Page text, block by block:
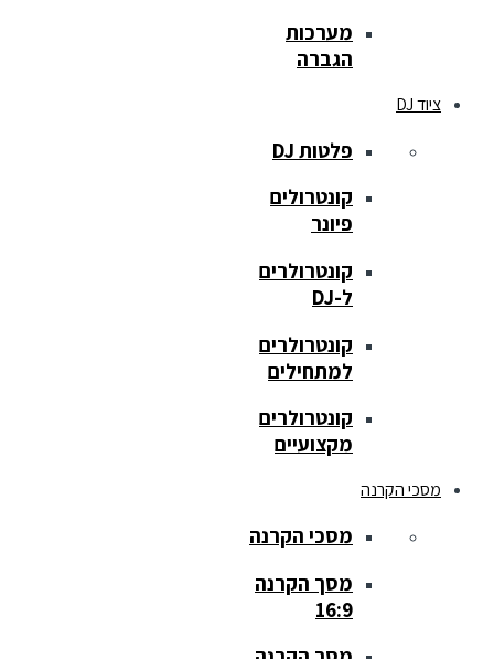
מערכות
הגברה
ציוד DJ
פלטות DJ
קונטרולים
פיונר
קונטרולרים
ל-DJ
קונטרולרים
למתחילים
קונטרולרים
מקצועיים
מסכי הקרנה
מסכי הקרנה
מסך הקרנה
16:9